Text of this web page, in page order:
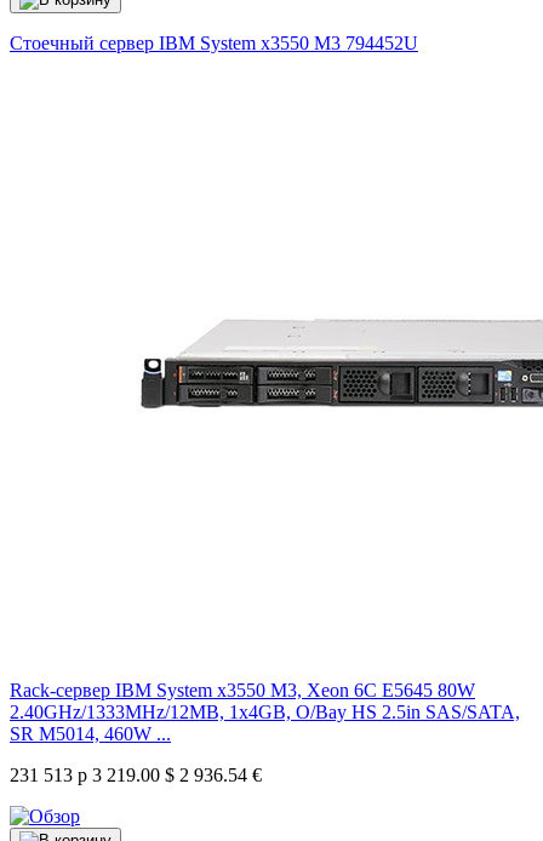
Стоечный сервер IBM System x3550 M3 794452U
Rack-сервер IBM System x3550 M3, Xeon 6C E5645 80W
2.40GHz/1333MHz/12MB, 1x4GB, O/Bay HS 2.5in SAS/SATA,
SR M5014, 460W ...
231 513 р 3 219.00 $ 2 936.54 €